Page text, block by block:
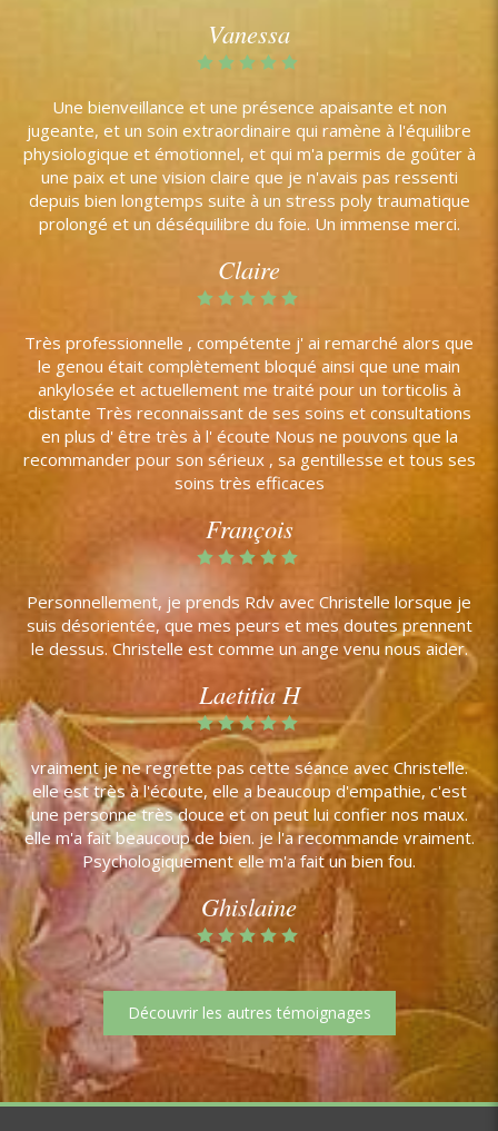
Vanessa
Une bienveillance et une présence apaisante et non
jugeante, et un soin extraordinaire qui ramène à l'équilibre
physiologique et émotionnel, et qui m'a permis de goûter à
une paix et une vision claire que je n'avais pas ressenti
depuis bien longtemps suite à un stress poly traumatique
prolongé et un déséquilibre du foie. Un immense merci.
Claire
Très professionnelle , compétente j' ai remarché alors que
le genou était complètement bloqué ainsi que une main
ankylosée et actuellement me traité pour un torticolis à
distante Très reconnaissant de ses soins et consultations
en plus d' être très à l' écoute Nous ne pouvons que la
recommander pour son sérieux , sa gentillesse et tous ses
soins très efficaces
François
Personnellement, je prends Rdv avec Christelle lorsque je
suis désorientée, que mes peurs et mes doutes prennent
le dessus. Christelle est comme un ange venu nous aider.
Laetitia H
vraiment je ne regrette pas cette séance avec Christelle.
elle est très à l'écoute, elle a beaucoup d'empathie, c'est
une personne très douce et on peut lui confier nos maux.
elle m'a fait beaucoup de bien. je l'a recommande vraiment.
Psychologiquement elle m'a fait un bien fou.
Ghislaine
Découvrir les autres témoignages